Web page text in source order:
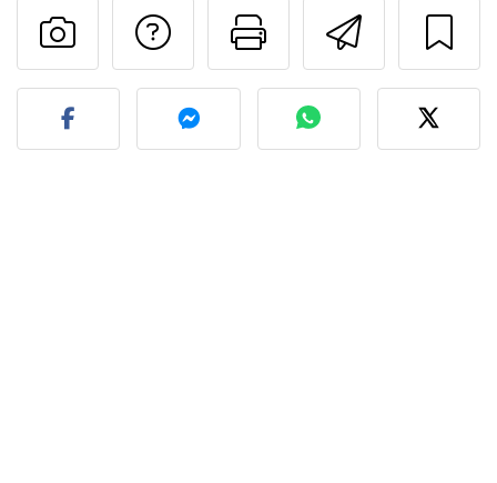
Invia
Stampa la
Contatta l'autore
Pubblica la foto di